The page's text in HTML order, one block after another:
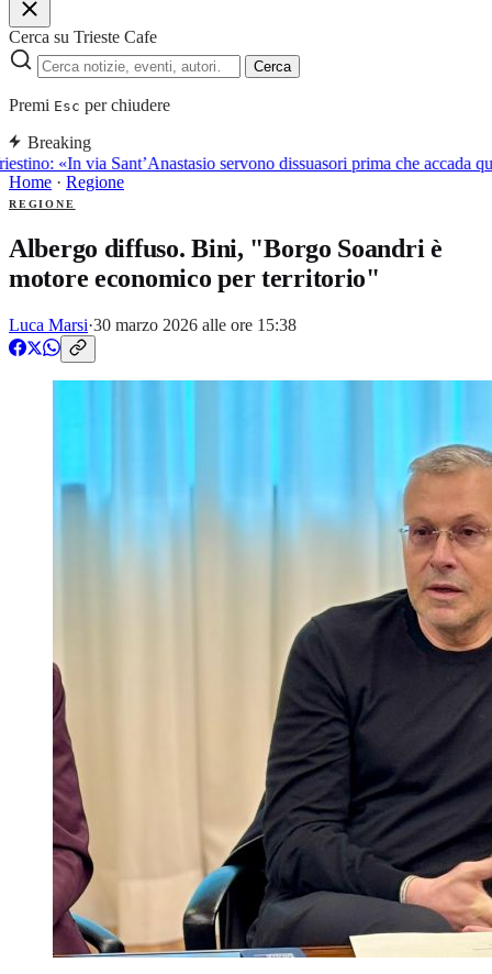
Cerca su Trieste Cafe
Cerca
Premi Esc per chiudere
Breaking
«In via Sant’Anastasio servono dissuasori prima che accada
Home · Regione
REGIONE
Albergo diffuso. Bini, "Borgo Soandri è
motore economico per territorio"
Luca Marsi·30 marzo 2026 alle ore 15:38